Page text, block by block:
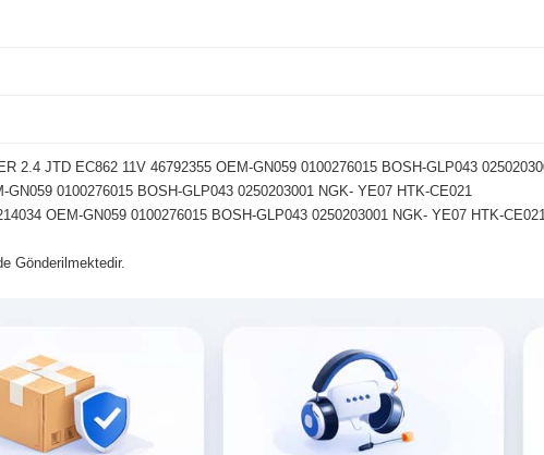
2.4 JTD EC862 11V 46792355 OEM-GN059 0100276015 BOSH-GLP043
0100276015 BOSH-GLP043 0250203001 NGK- YE07 HTK-CE021
OEM-GN059 0100276015 BOSH-GLP043 0250203001 NGK- YE07 HTK-CE021
Gönderilmektedir.